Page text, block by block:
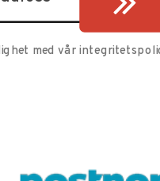
med vår